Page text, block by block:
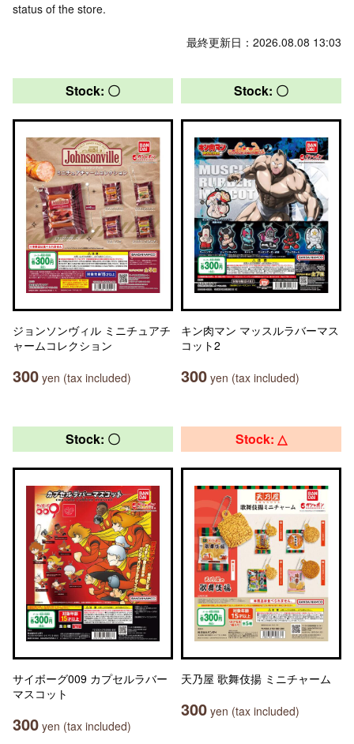
status of the store.
最終更新日：2026.08.08 13:03
Stock: 〇
ジョンソンヴィル ミニチュアチ
ャームコレクション
300 yen (tax included)
Stock: 〇
キン肉マン マッスルラバーマス
コット2
300 yen (tax included)
Stock: 〇
サイボーグ009 カプセルラバー
マスコット
300 yen (tax included)
Stock: △
天乃屋 歌舞伎揚 ミニチャーム
300 yen (tax included)